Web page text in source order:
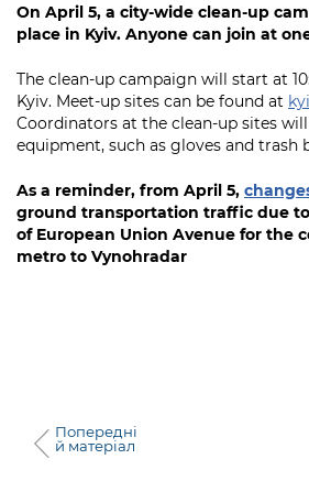
On April 5, a city-wide clean-up
place in Kyiv. Anyone can join at
The clean-up campaign will start at
Kyiv. Meet-up sites can be found at
Coordinators at the clean-up sites
equipment, such as gloves and trash
As a reminder, from April 5,
ground transportation traffic due
of European Union Avenue for the
metro to Vynohradar
Попередні
й матеріал